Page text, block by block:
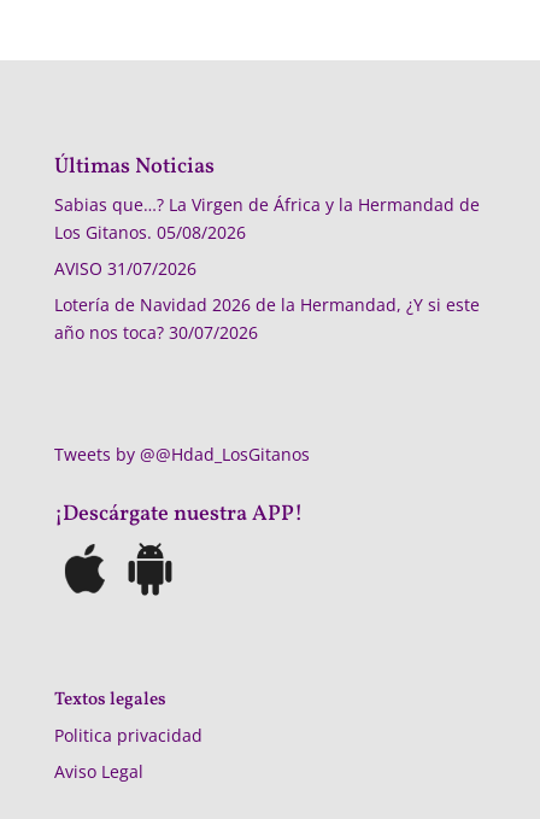
Últimas Noticias
Sabias que…? La Virgen de África y la Hermandad de
Los Gitanos. 05/08/2026
AVISO 31/07/2026
Lotería de Navidad 2026 de la Hermandad, ¿Y si este
año nos toca? 30/07/2026
Tweets by @@Hdad_LosGitanos
¡Descárgate nuestra APP!
Textos legales
Politica privacidad
Aviso Legal